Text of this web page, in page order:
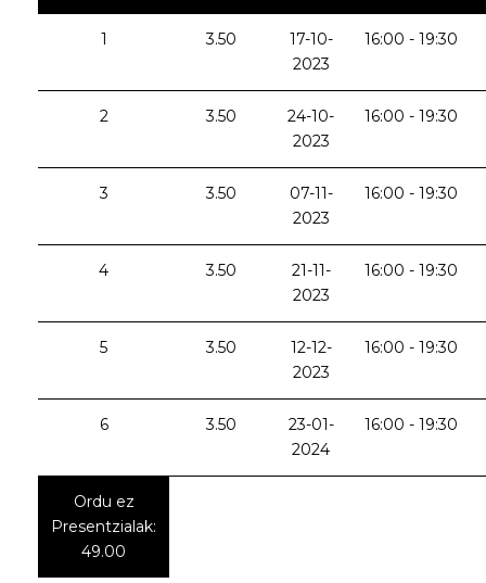
1 3.50
17-10-
2023
16:00 - 19:30
2 3.50
24-10-
2023
16:00 - 19:30
3 3.50
07-11-
2023
16:00 - 19:30
4 3.50
21-11-
2023
16:00 - 19:30
5 3.50
12-12-
2023
16:00 - 19:30
6 3.50
23-01-
2024
16:00 - 19:30
Ordu ez
Presentzialak:
49.00